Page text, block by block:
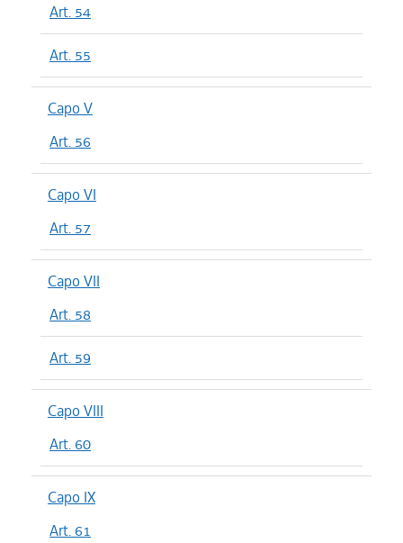
Art. 54
Art. 55
Capo V
Art. 56
Capo VI
Art. 57
Capo VII
Art. 58
Art. 59
Capo VIII
Art. 60
Capo IX
Art. 61